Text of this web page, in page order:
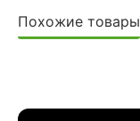
Похожие товары